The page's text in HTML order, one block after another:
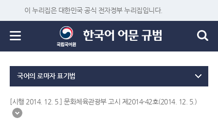
이 누리집은 대한민국 공식 전자정부 누리집입니다.
국어의 로마자 표기법
[시행 2014. 12. 5.] 문화체육관광부 고시 제2014-42호(2014. 12. 5.)